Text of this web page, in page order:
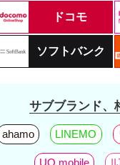
ドコモ
ソフトバンク
サブブランド、
ahamo LINEMO
UQ mobile